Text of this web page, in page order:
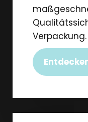
Verpackung.